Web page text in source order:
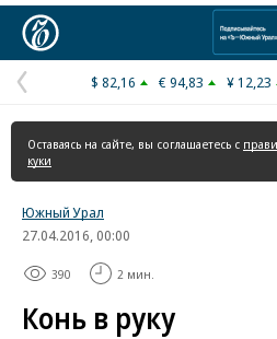
Предыдущая
страница
$ 82,16 € 94,83 ¥ 12,23
Оставаясь на сайте, вы соглашаетесь с
куки
Южный Урал
27.04.2016, 00:00
390 2 мин.
Конь в руку